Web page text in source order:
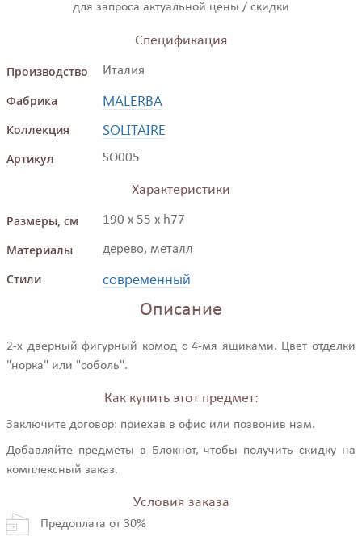
для запроса актуальной цены / скидки
Спецификация
Производство
Италия
Фабрика MALERBA
Коллекция SOLITAIRE
Артикул SO005
Характеристики
Размеры, см
190 x 55 x h77
Материалы дерево, металл
Стили современный
Описание
2-х дверный фигурный комод с 4-мя ящиками. Цвет отделки
"норка" или "соболь".
Как купить этот предмет:
Заключите договор: приехав в офис или позвонив нам.
Добавляйте предметы в Блокнот, чтобы получить скидку на
комплексный заказ.
Условия заказа
Предоплата от 30%